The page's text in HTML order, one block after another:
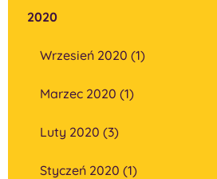
2020
Wrzesień 2020 (1)
Marzec 2020 (1)
Luty 2020 (3)
Styczeń 2020 (1)